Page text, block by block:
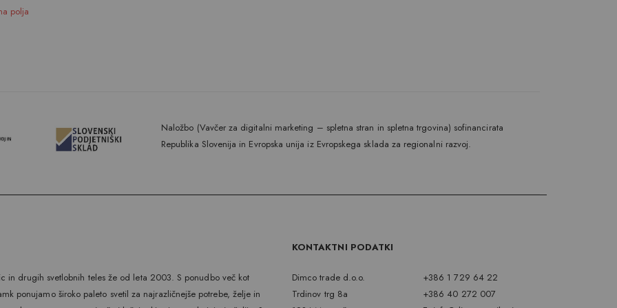
Naložbo (Vavčer za digitalni marketing – spletna stran in spletna trgovina) sofinancirata
Republika Slovenija in Evropska unija iz Evropskega sklada za regionalni razvoj.
in drugih svetlobnih teles že od leta 2003. S ponudbo več kot
ponujamo široko paleto svetil za najrazličnejše potrebe, želje in
KONTAKTNI PODATKI
Dimco trade d.o.o.
Trdinov trg 8a
+386 1 729 64 22
+386 40 272 007